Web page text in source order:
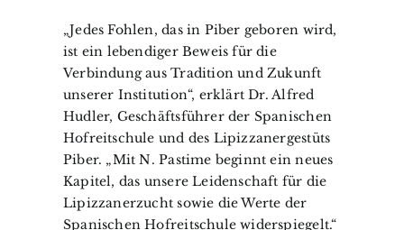
„Jedes Fohlen, das in Piber geboren wird,
ist ein lebendiger Beweis für die
Verbindung aus Tradition und Zukunft
unserer Institution“, erklärt Dr. Alfred
Hudler, Geschäftsführer der Spanischen
Hofreitschule und des Lipizzanergestüts
Piber. „Mit N. Pastime beginnt ein neues
Kapitel, das unsere Leidenschaft für die
Lipizzanerzucht sowie die Werte der
Spanischen Hofreitschule widerspiegelt.“